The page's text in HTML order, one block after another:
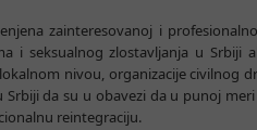
zainteresovanoj i
i seksualnog zlostavljanja u
nivou, organizacije civilnog
Srbiji da su u obavezi da u punoj
reintegraciju.